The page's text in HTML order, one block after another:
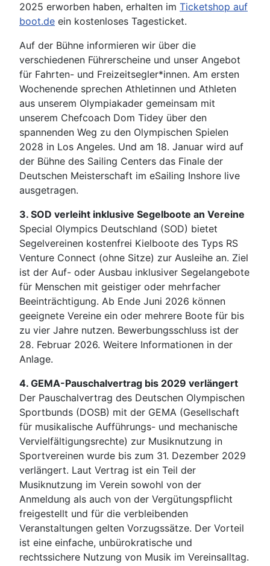
2025 erworben haben, erhalten im Ticketshop auf
boot.de ein kostenloses Tagesticket.
Auf der Bühne informieren wir über die
verschiedenen Führerscheine und unser Angebot
für Fahrten- und Freizeitsegler*innen. Am ersten
Wochenende sprechen Athletinnen und Athleten
aus unserem Olympiakader gemeinsam mit
unserem Chefcoach Dom Tidey über den
spannenden Weg zu den Olympischen Spielen
2028 in Los Angeles. Und am 18. Januar wird auf
der Bühne des Sailing Centers das Finale der
Deutschen Meisterschaft im eSailing Inshore live
ausgetragen.
3. SOD verleiht inklusive Segelboote an Vereine
Special Olympics Deutschland (SOD) bietet
Segelvereinen kostenfrei Kielboote des Typs RS
Venture Connect (ohne Sitze) zur Ausleihe an. Ziel
ist der Auf- oder Ausbau inklusiver Segelangebote
für Menschen mit geistiger oder mehrfacher
Beeinträchtigung. Ab Ende Juni 2026 können
geeignete Vereine ein oder mehrere Boote für bis
zu vier Jahre nutzen. Bewerbungsschluss ist der
28. Februar 2026. Weitere Informationen in der
Anlage.
4. GEMA-Pauschalvertrag bis 2029 verlängert
Der Pauschalvertrag des Deutschen Olympischen
Sportbunds (DOSB) mit der GEMA (Gesellschaft
für musikalische Aufführungs- und mechanische
Vervielfältigungsrechte) zur Musiknutzung in
Sportvereinen wurde bis zum 31. Dezember 2029
verlängert. Laut Vertrag ist ein Teil der
Musiknutzung im Verein sowohl von der
Anmeldung als auch von der Vergütungspflicht
freigestellt und für die verbleibenden
Veranstaltungen gelten Vorzugssätze. Der Vorteil
ist eine einfache, unbürokratische und
rechtssichere Nutzung von Musik im Vereinsalltag.